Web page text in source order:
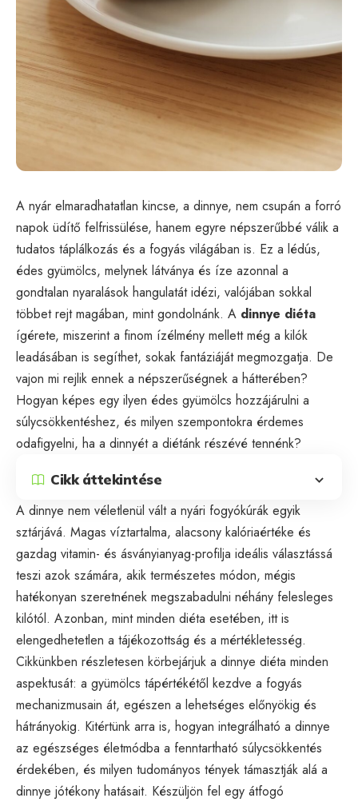
A nyár elmaradhatatlan kincse, a dinnye, nem csupán a forró
napok üdítő felfrissülése, hanem egyre népszerűbbé válik a
tudatos táplálkozás és a fogyás világában is. Ez a lédús,
édes gyümölcs, melynek látványa és íze azonnal a
gondtalan nyaralások hangulatát idézi, valójában sokkal
többet rejt magában, mint gondolnánk. A dinnye diéta
ígérete, miszerint a finom ízélmény mellett még a kilók
leadásában is segíthet, sokak fantáziáját megmozgatja. De
vajon mi rejlik ennek a népszerűségnek a hátterében?
Hogyan képes egy ilyen édes gyümölcs hozzájárulni a
súlycsökkentéshez, és milyen szempontokra érdemes
odafigyelni, ha a dinnyét a diétánk részévé tennénk?
Cikk áttekintése
A dinnye nem véletlenül vált a nyári fogyókúrák egyik
sztárjává. Magas víztartalma, alacsony kalóriaértéke és
gazdag vitamin- és ásványianyag-profilja ideális választássá
teszi azok számára, akik természetes módon, mégis
hatékonyan szeretnének megszabadulni néhány felesleges
kilótól. Azonban, mint minden diéta esetében, itt is
elengedhetetlen a tájékozottság és a mértékletesség.
Cikkünkben részletesen körbejárjuk a dinnye diéta minden
aspektusát: a gyümölcs tápértékétől kezdve a fogyás
mechanizmusain át, egészen a lehetséges előnyökig és
hátrányokig. Kitértünk arra is, hogyan integrálható a dinnye
az egészséges életmódba a fenntartható súlycsökkentés
érdekében, és milyen tudományos tények támasztják alá a
dinnye jótékony hatásait. Készüljön fel egy átfogó